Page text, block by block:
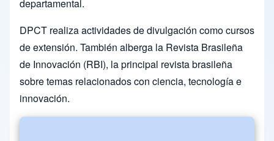
departamental.
DPCT realiza actividades de divulgación como cursos
de extensión. También alberga la Revista Brasileña
de Innovación (RBI), la principal revista brasileña
sobre temas relacionados con ciencia, tecnología e
innovación.